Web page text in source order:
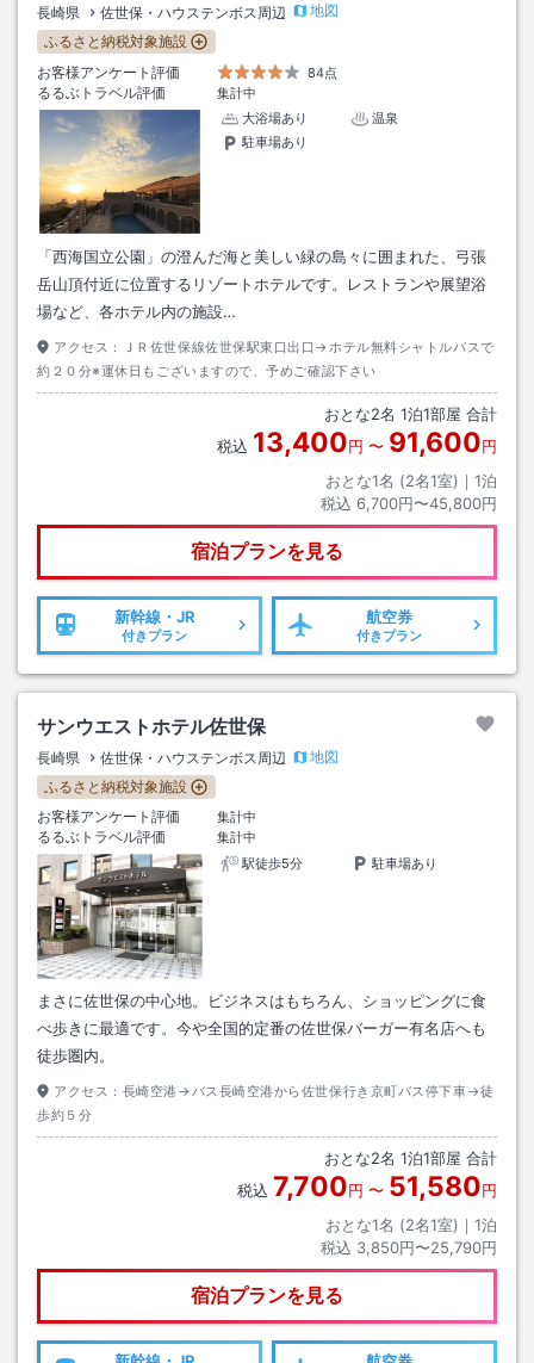
長崎県 佐世保・ハウステンボス周辺
地図
ふるさと納税対象施設
お客様アンケート評価
84点
るるぶトラベル評価
集計中
大浴場あり
温泉
駐車場あり
「西海国立公園」の澄んだ海と美しい緑の島々に囲まれた、弓張
岳山頂付近に位置するリゾートホテルです。レストランや展望浴
場など、各ホテル内の施設…
アクセス：
ＪＲ佐世保線佐世保駅東口出口→ホテル無料シャトルバスで
約２０分※運休日もございますので、予めご確認下さい
おとな2名 1泊1部屋 合計
税込 13,400円 〜 91,600円
おとな1名 (2名1室)｜ 1泊
税込 6,700円〜45,800円
宿泊プランを見る
新幹線・JR
付きプラン
航空券
付きプラン
サンウエストホテル佐世保
長崎県 佐世保・ハウステンボス周辺
地図
ふるさと納税対象施設
お客様アンケート評価
集計中
るるぶトラベル評価
集計中
駅徒歩5分
駐車場あり
まさに佐世保の中心地。ビジネスはもちろん、ショッピングに食
べ歩きに最適です。今や全国的定番の佐世保バーガー有名店へも
徒歩圏内。
アクセス： 長崎空港→バス長崎空港から佐世保行き京町バス停下車→徒
歩約５分
おとな2名 1泊1部屋 合計
税込 7,700円 〜 51,580円
おとな1名 (2名1室)｜ 1泊
税込 3,850円〜25,790円
宿泊プランを見る